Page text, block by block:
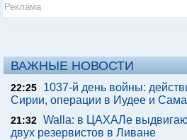
Реклама
ВАЖНЫЕ НОВОСТИ
22:25
1037-й день войны:
Сирии, операции в Иудее и
21:32 Walla: в ЦАХАЛе
двух резервистов в Ливане